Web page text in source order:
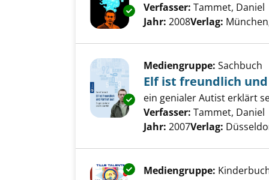
Exemplar-Details von Elf ist
Verfasser: Tammet, Daniel
Jahr: 2008Verlag:
Exemplar-Details von Elf ist
Mediengruppe: Sachbuch
Elf ist freundlich
ein genialer Autist erklärt
Verfasser: Tammet, Daniel
Jahr: 2007Verlag:
Exemplar-Details von Tills
Mediengruppe: